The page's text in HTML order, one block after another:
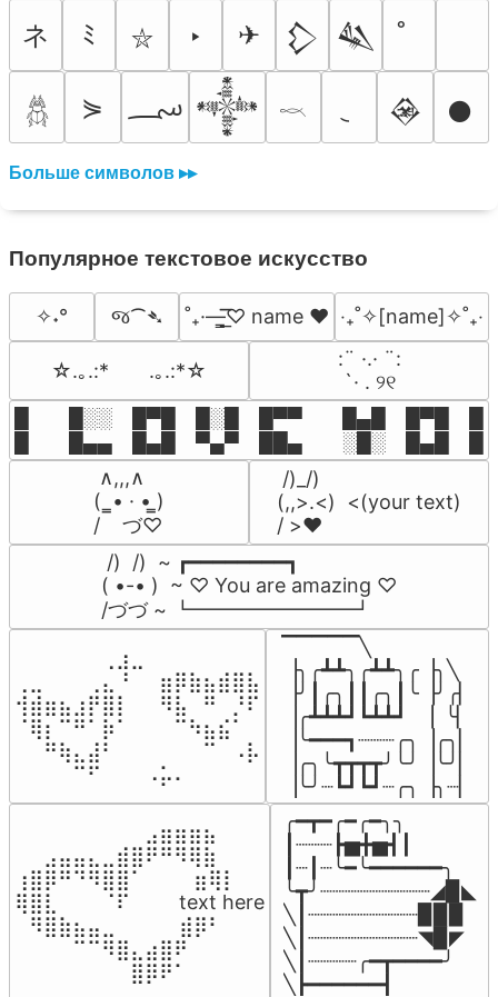
ネ ﾐ ⛥ ‣ ✈ 𒁷 𒈑
𓆣 ⋟ ؄ 𒀱 𓎖 𒊲 𒊹
Больше символов ▸▸
Популярное текстовое искусство
✧˖° જ⁀➴ ˚₊·—̳͟͞͞♡ name ♥️ ‎‧₊˚✧[name]✧˚₊‧
☆.｡.:*　　.｡.:*☆
⠀:¨ ·.· ¨:⠀
⠀ `· . ୨୧⠀
█  █░░ █▀█ █░█ █▀▀  █▄█ █▀█
█  █▄▄ █▄█ ▀▄▀ ██▄  ░█░ █▄█
∧,,,∧
(  ̳• · • ̳)
/    づ♡
/)_/)
(,,>.<)  <(your text)
/ >❤️
/)  /)  ~ ┏━━━━━━━━┓
( •-• )  ~ ♡ You are amazing ♡
/づづ ~ ┗━━━━━━━━┛
⠀⠀⠀⠀⠀⠀⢀⣰⣀⠀⠀⠀⠀⠀⠀⠀⠀
⢀⣀⠀⠀⠀⢀⣄⠘⠀⠀⣶⡿⣷⣦⣾⣿⣧
⢺⣾⣶⣦⣰⡟⣿⡇⠀⠀⠻⣧⠀⠛⠀⡘⠏
⠈⢿⡆⠉⠛⠁⡷⠁⠀⠀⠀⠉⠳⣦⣮⠁⠀
⠀⠀⠛⢷⣄⣼⠃⠀⠀⠀⠀⠀⠀⠉⠀⠠⡧
⠀⠀⠀⠀⠉⠋⠀⠀⠀⠠⡥⠄⠀⠀⠀⠀⠀
▔▔▔▔▔╲
▕╮╭┻┻╮╭┻┻╮╭▕╮╲
▕╯┃╭╮┃┃╭╮┃╰▕╯╭▏
▕╭┻┻┻┛┗┻┻┛  ▕  ╰▏
▕╰━━━┓┈┈┈╭╮▕╭╮▏
▕╭╮╰┳┳┳┳╯╰╯▕╰╯▏
▕╰╯┈┗┛┗┛┈╭╮▕╮┈▏
⠀⠀⠀⠀⠀⠀⠀⠀⠀⣠⣶⣶⣶⣦⠀⠀
⠀⠀⣠⣤⣤⣄⣀⣾⣿⠟⠛⠻⢿⣷⠀
⢰⣿⡿⠛⠙⠻⣿⣿⠁⠀⠀ ⠀⣶⢿⡇
⢿⣿⣇⠀⠀⠀⠈⠏⠀⠀⠀ text here
⠀⠻⣿⣷⣦⣤⣀⠀⠀⠀ ⠀⣾⡿⠃⠀
⠀⠀⠀⠀⠉⠉⠻⣿⣄⣴⣿⠟⠀⠀⠀
⠀⠀⠀⠀⠀⠀⠀⠀⣿⡿⠟⠁⠀⠀⠀
╭━┳━╭━╭━╮╮
┃┈┈┈┣▅╋▅┫┃
┃┈┃┈╰━╰━━━━━━╮
╰┳╯┈┈┈┈┈┈┈┈┈◢▉◣
╲┃┈┈┈┈┈┈┈┈┈▉▉▉
╲┃┈┈┈┈┈┈┈┈┈◥▉◤
╲┃┈┈┈┈╭━┳━━━━╯
╲┣━━━━━━┫﻿